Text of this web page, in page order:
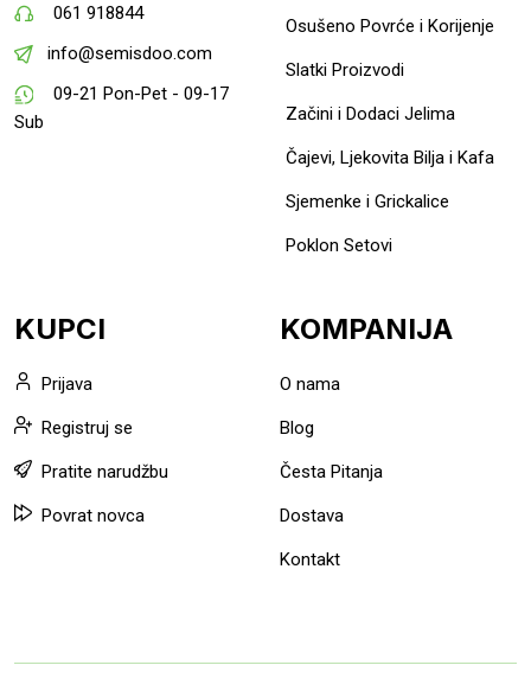
061 918844
info@semisdoo.com
09-21 Pon-Pet - 09-17
Sub
Osušeno Povrće i Korijenje
Slatki Proizvodi
Začini i Dodaci Jelima
Čajevi, Ljekovita Bilja i Kafa
Sjemenke i Grickalice
Poklon Setovi
KUPCI
Prijava
Registruj se
Pratite narudžbu
Povrat novca
KOMPANIJA
O nama
Blog
Česta Pitanja
Dostava
Kontakt